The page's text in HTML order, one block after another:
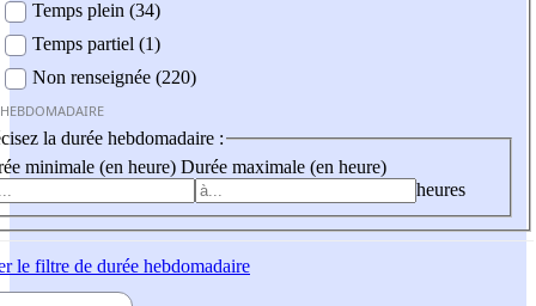
Temps plein (34)
Temps partiel (1)
Non renseignée (220)
la durée hebdomadaire :
minimale (en heure) Durée maximale (en heure)
heures
le filtre de durée hebdomadaire